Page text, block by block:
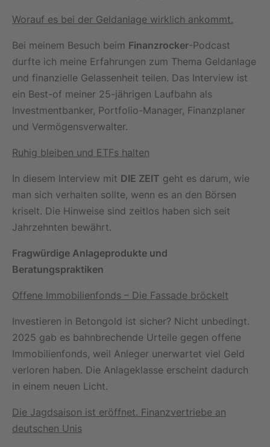
Worauf es bei der Geldanlage wirklich ankommt.
Bei meinem Besuch beim Finanzrocker-Podcast
durfte ich meine Erfahrungen zum Thema Geldanlage
und finanzielle Gelassenheit teilen. Das Interview ist
ein Best-of meiner 25-jährigen Laufbahn als
Investmentbanker, Portfolio-Manager, Finanzplaner
und Vermögensverwalter.
Ruhig bleiben und ETFs halten
In diesem Interview mit DIE ZEIT geht es darum, wie
man sich verhalten sollte, wenn es an den Börsen
kriselt. Die Hinweise sind zeitlos haben sich seit
Jahrzehnten bewährt.
Fragwürdige Anlageprodukte und
Beratungspraktiken
Offene Immobilienfonds – Die Fassade bröckelt
Investieren in Betongold ist sicher? Nicht unbedingt.
2025 gab es bahnbrechende Urteile gegen offene
Immobilienfonds, weil Anleger unerwartet viel Geld
verloren haben. Die Anlageklasse erscheint dadurch
in einem neuen Licht.
Die Jagdsaison ist eröffnet. Finanzvertriebe an
deutschen Unis